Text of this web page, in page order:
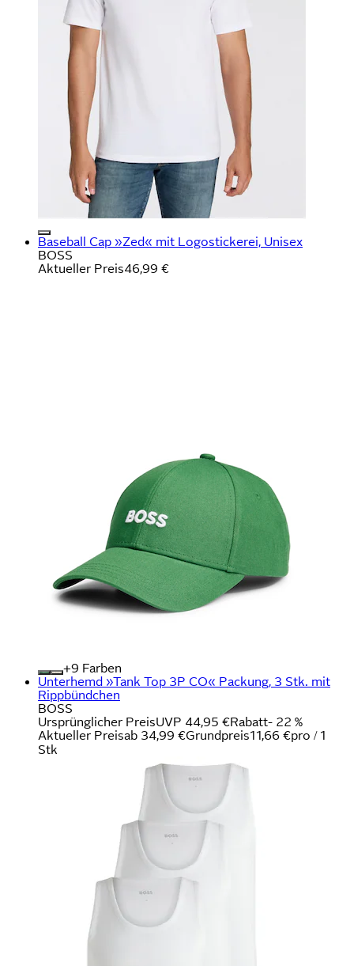
Baseball Cap »Zed« mit Logostickerei, Unisex
BOSS
Aktueller Preis46,99 €
+
Farben
Unterhemd »Tank Top 3P CO« Packung, 3 Stk. mit
Rippbündchen
BOSS
Ursprünglicher PreisUVP 44,95 €Rabatt- 22 %
Aktueller Preisab 34,99 €Grundpreis11,66 €pro / 1
Stk